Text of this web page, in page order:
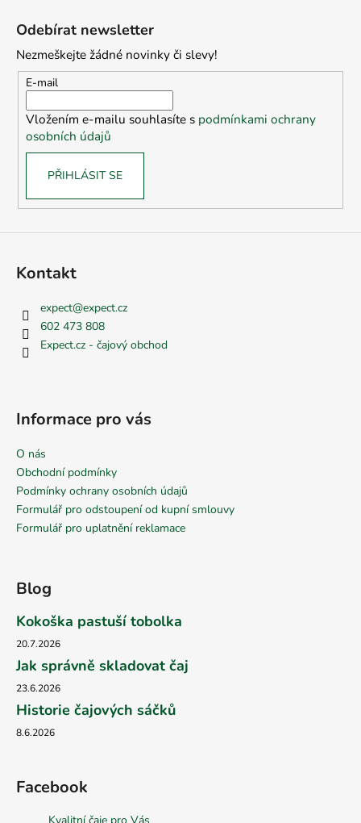
Odebírat newsletter
Nezmeškejte žádné novinky či slevy!
E-mail
Vložením e-mailu souhlasíte s podmínkami ochrany
osobních údajů
PŘIHLÁSIT SE
Kontakt
expect@expect.cz
602 473 808
Expect.cz - čajový obchod
Informace pro vás
O nás
Obchodní podmínky
Podmínky ochrany osobních údajů
Formulář pro odstoupení od kupní smlouvy
Formulář pro uplatnění reklamace
Blog
Kokoška pastuší tobolka
20.7.2026
Jak správně skladovat čaj
23.6.2026
Historie čajových sáčků
8.6.2026
Facebook